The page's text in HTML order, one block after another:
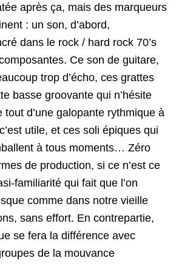
après ça, mais des marqueurs
: un son, d’abord,
dans le rock / hard rock 70’s
Ce son de guitare,
trop d’écho, ces grattes
basse groovante qui n’hésite
tout d’une galopante rythmique à
utile, et ces soli épiques qui
à tous moments… Zéro
de production, si ce n’est ce
familiarité qui fait que l’on
comme dans notre vieille
sans effort. En contrepartie,
se fera la différence avec
de la mouvance